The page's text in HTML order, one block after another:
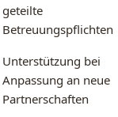
geteilte
Betreuungspflichten
Unterstützung bei
Anpassung an neue
Partnerschaften